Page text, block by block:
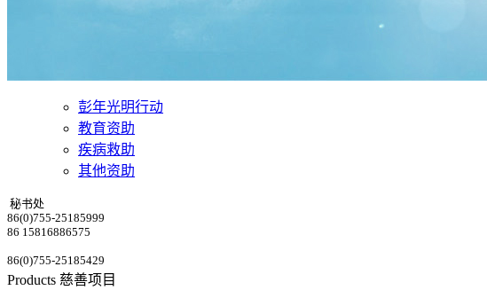
彭年光明行动
教育资助
疾病救助
其他资助
秘书处
86(0)755-25185999
86 15816886575
86(0)755-25185429
Products 慈善项目